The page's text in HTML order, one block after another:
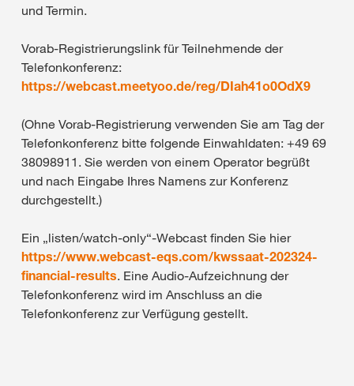
und Termin.
Vorab-Registrierungslink für Teilnehmende der
Telefonkonferenz:
https://webcast.meetyoo.de/reg/DIah41o0OdX9
(Ohne Vorab-Registrierung verwenden Sie am Tag der
Telefonkonferenz bitte folgende Einwahldaten: +49 69
38098911. Sie werden von einem Operator begrüßt
und nach Eingabe Ihres Namens zur Konferenz
durchgestellt.)
Ein „listen/watch-only“-Webcast finden Sie hier
https://www.webcast-eqs.com/kwssaat-202324-
financial-results. Eine Audio-Aufzeichnung der
Telefonkonferenz wird im Anschluss an die
Telefonkonferenz zur Verfügung gestellt.